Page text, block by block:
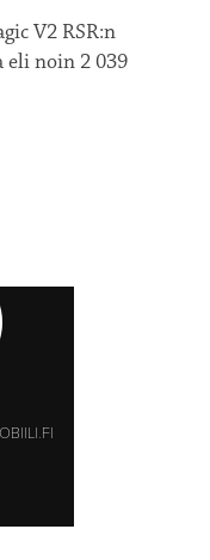
V2 RSR:n
eli noin 2 039